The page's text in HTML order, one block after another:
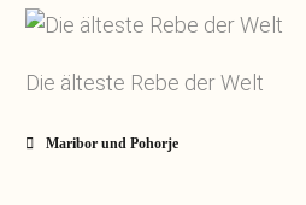
Die älteste Rebe der Welt
Maribor und Pohorje